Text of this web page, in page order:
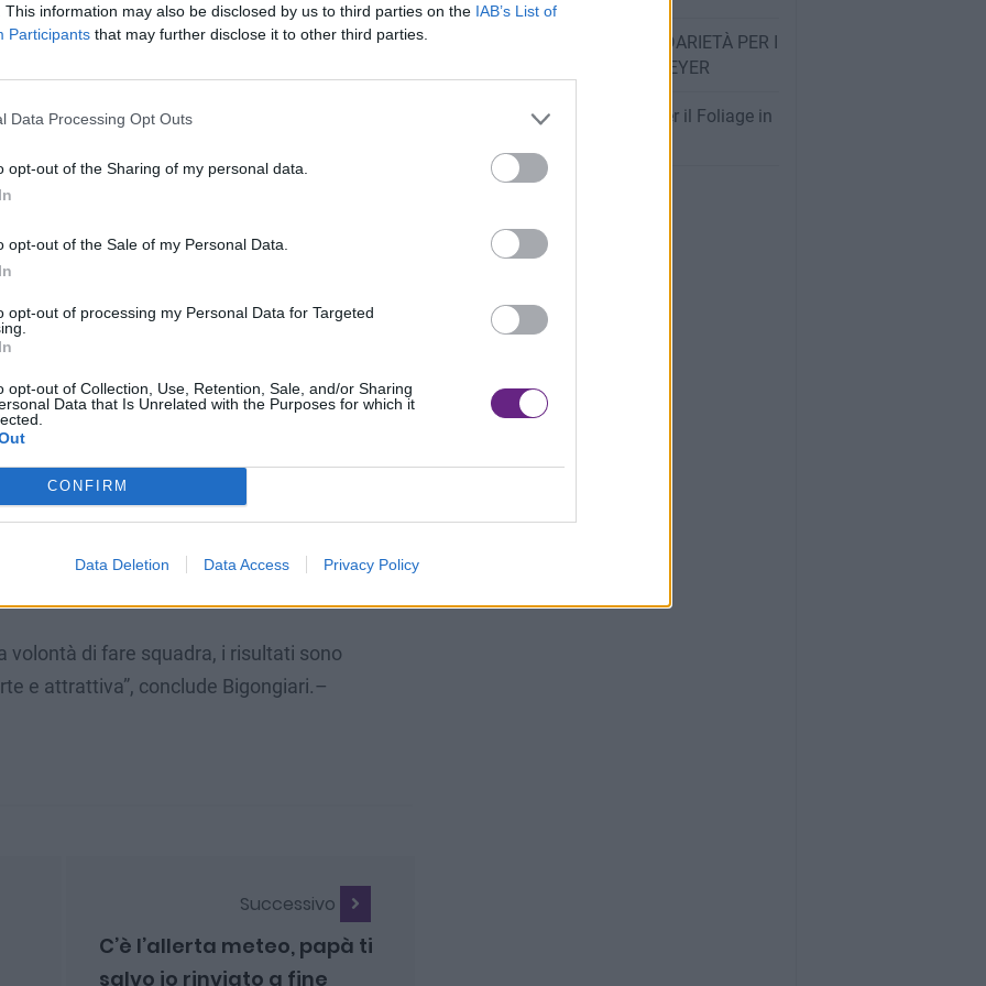
This information may also be disclosed by us to third parties on the IAB’s List of
Participants that may further disclose it to other third parties.
Data Processing Opt Outs
opt-out of the Sharing of my personal data.
opt-out of the Sale of my Personal Data.
opt-out of processing my Personal Data for Targeted
opt-out of Collection, Use, Retention, Sale, and/or Sharing
Data that Is Unrelated with the Purposes for which it
CONFIRM
Data Deletion Data Access Privacy Policy
amministrate dal centrodestra – abbia
diverso orientamento politico, dimostrando
del territorio, le divisioni ideologiche possono
un valore aggiunto per il turismo
di manifestazioni e permettendo una
collaborazione consente di ottimizzare
un’offerta culturale e di intrattenimento
il segretario azzurro.
Toscana: “Auspichiamo che questa
continuare e rafforzarsi in futuro. Invitiamo
da questa iniziativa, considerando nelle
eventi versiliesi per evitare sovrapposizioni
tempo invitiamo la stessa Regione a
costanza le fondazioni”.
volontà di fare squadra, i risultati sono
e attrattiva”, conclude Bigongiari.–
Successivo
C’è l’allerta meteo, papà ti
salvo io rinviato a fine
BISTROT BUONIAMICI, SOLIDARIETÀ PER I
BAMBINI DELL’OSPEDALE MEYER
I 7 Luoghi Più Spettacolari per il Foliage in